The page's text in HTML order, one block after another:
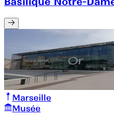
Marseille
Musée